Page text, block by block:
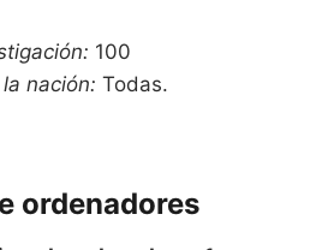
100
nación: Todas.
ordenadores